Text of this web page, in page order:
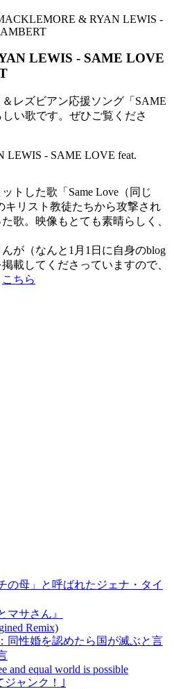
& RYAN LEWIS -
LEWIS - SAME LOVE
レズビアン応援ソング「SAME
い歌です。ぜひご覧くださ
トした歌「Same Love（同じ
キリスト教徒たちから攻撃され
歌。映像もとても素晴らしく、
んが（なんと1月1日に自身のblog
載してくださっていますので、
こちら
の母」と呼ばれたジェナ・タイ
マサさん』
Remix)
同性婚を認めたら国が滅ぶと言
and equal world is possible
ジャンク！｣